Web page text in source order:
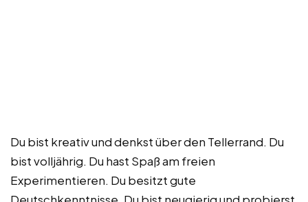
Du bist kreativ und denkst über den Tellerrand. Du
bist volljährig. Du hast Spaß am freien
Experimentieren. Du besitzt gute